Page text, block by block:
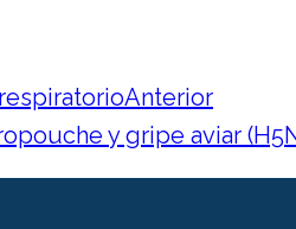
Anterior
y gripe aviar